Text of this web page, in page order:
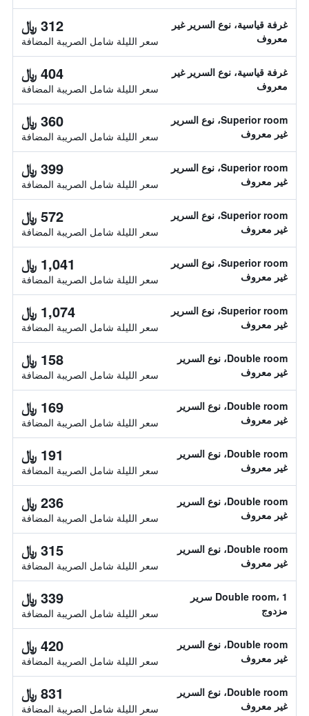
غرفة قياسية، نوع السرير غير
معروف
312 ﷼
سعر الليلة شامل الصريبة المضافة
غرفة قياسية، نوع السرير غير
معروف
404 ﷼
سعر الليلة شامل الصريبة المضافة
Superior room، نوع السرير
غير معروف
360 ﷼
سعر الليلة شامل الصريبة المضافة
Superior room، نوع السرير
غير معروف
399 ﷼
سعر الليلة شامل الصريبة المضافة
Superior room، نوع السرير
غير معروف
572 ﷼
سعر الليلة شامل الصريبة المضافة
Superior room، نوع السرير
غير معروف
1,041 ﷼
سعر الليلة شامل الصريبة المضافة
Superior room، نوع السرير
غير معروف
1,074 ﷼
سعر الليلة شامل الصريبة المضافة
Double room، نوع السرير
غير معروف
158 ﷼
سعر الليلة شامل الصريبة المضافة
Double room، نوع السرير
غير معروف
169 ﷼
سعر الليلة شامل الصريبة المضافة
Double room، نوع السرير
غير معروف
191 ﷼
سعر الليلة شامل الصريبة المضافة
Double room، نوع السرير
غير معروف
236 ﷼
سعر الليلة شامل الصريبة المضافة
Double room، نوع السرير
غير معروف
315 ﷼
سعر الليلة شامل الصريبة المضافة
Double room، 1 سرير
مزدوج
339 ﷼
سعر الليلة شامل الصريبة المضافة
Double room، نوع السرير
غير معروف
420 ﷼
سعر الليلة شامل الصريبة المضافة
Double room، نوع السرير
غير معروف
831 ﷼
سعر الليلة شامل الصريبة المضافة